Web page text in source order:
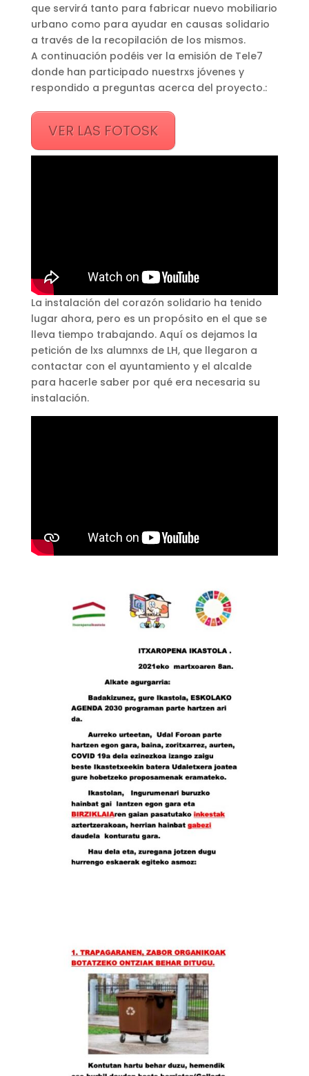
que servirá tanto para fabricar nuevo mobiliario
urbano como para ayudar en causas solidario
a través de la recopilación de los mismos.
A continuación podéis ver la emisión de Tele7
donde han participado nuestrxs jóvenes y
respondido a preguntas acerca del proyecto.:
VER LAS FOTOSK
La instalación del corazón solidario ha tenido
lugar ahora, pero es un propósito en el que se
lleva tiempo trabajando. Aquí os dejamos la
petición de lxs alumnxs de LH, que llegaron a
contactar con el ayuntamiento y el alcalde
para hacerle saber por qué era necesaria su
instalación.